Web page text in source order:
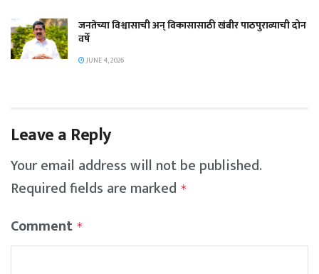
जनतेच्या विश्वासाची अन् विकासासाठी खंबीर पाठपुराव्याची दोन
वर्षे
JUNE 4, 2026
Leave a Reply
Your email address will not be published.
Required fields are marked *
Comment *